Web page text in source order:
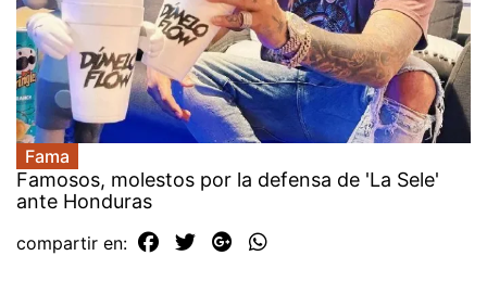
Fama
Famosos, molestos por la defensa de 'La Sele'
ante Honduras
compartir en: